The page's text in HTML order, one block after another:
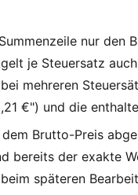
nur den
je Steuersatz
mehreren
€") und die
Brutto-Preis
bereits der exakte
späteren